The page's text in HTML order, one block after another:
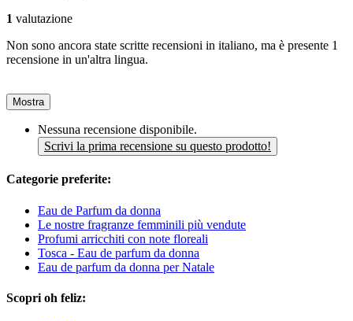
1 valutazione
Non sono ancora state scritte recensioni in italiano, ma è presente 1
recensione in un'altra lingua.
Mostra
Nessuna recensione disponibile.
Scrivi la prima recensione su questo prodotto!
Categorie preferite:
Eau de Parfum da donna
Le nostre fragranze femminili più vendute
Profumi arricchiti con note floreali
Tosca - Eau de parfum da donna
Eau de parfum da donna per Natale
Scopri oh feliz: